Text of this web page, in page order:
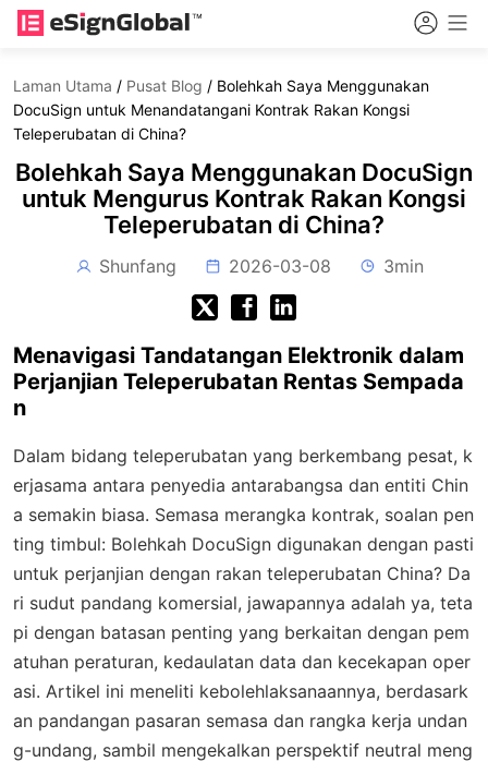
Laman Utama / Pusat Blog / Bolehkah Saya Menggunakan
DocuSign untuk Menandatangani Kontrak Rakan Kongsi
Teleperubatan di China?
Bolehkah Saya Menggunakan DocuSign
untuk Mengurus Kontrak Rakan Kongsi
Teleperubatan di China?
Shunfang 2026-03-08 3min
Menavigasi Tandatangan Elektronik dalam
Perjanjian Teleperubatan Rentas Sempada
n
Dalam bidang teleperubatan yang berkembang pesat, k
erjasama antara penyedia antarabangsa dan entiti Chin
a semakin biasa. Semasa merangka kontrak, soalan pen
ting timbul: Bolehkah DocuSign digunakan dengan pasti
untuk perjanjian dengan rakan teleperubatan China? Da
ri sudut pandang komersial, jawapannya adalah ya, teta
pi dengan batasan penting yang berkaitan dengan pem
atuhan peraturan, kedaulatan data dan kecekapan oper
asi. Artikel ini meneliti kebolehlaksanaannya, berdasark
an pandangan pasaran semasa dan rangka kerja undan
g-undang, sambil mengekalkan perspektif neutral meng